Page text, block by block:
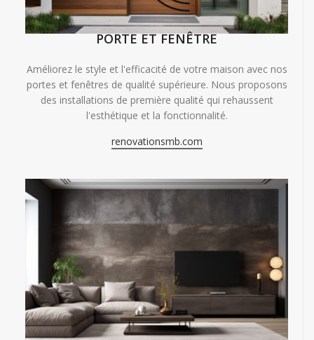
PORTE ET FENÊTRE
Améliorez le style et l'efficacité de votre maison avec nos
portes et fenêtres de qualité supérieure. Nous proposons
des installations de première qualité qui rehaussent
l'esthétique et la fonctionnalité.
renovationsmb.com